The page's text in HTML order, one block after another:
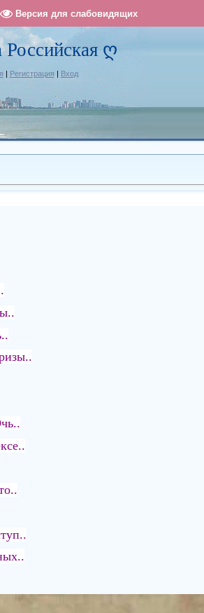
Версия для слабовидящих
ღ
| Регистрация | Вход